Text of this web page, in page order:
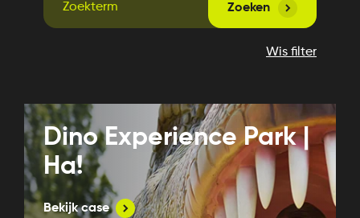
Zoeken
Wis filter
Dino Experience Park |
Ha!
Bekijk case